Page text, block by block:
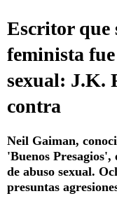
Escritor que
feminista
sexual: J.K.
contra
Neil Gaiman,
'Buenos Presagios',
de abuso sexual.
presuntas